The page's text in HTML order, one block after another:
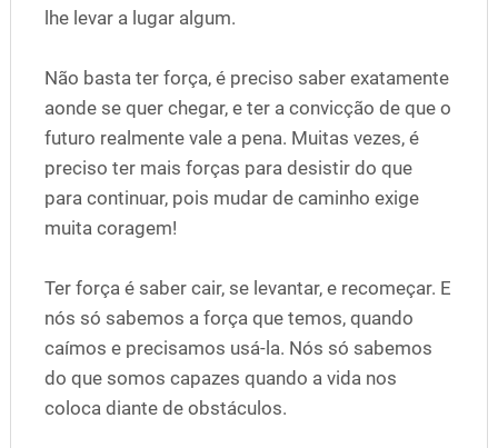
lhe levar a lugar algum.
Não basta ter força, é preciso saber exatamente
aonde se quer chegar, e ter a convicção de que o
futuro realmente vale a pena. Muitas vezes, é
preciso ter mais forças para desistir do que
para continuar, pois mudar de caminho exige
muita coragem!
Ter força é saber cair, se levantar, e recomeçar. E
nós só sabemos a força que temos, quando
caímos e precisamos usá-la. Nós só sabemos
do que somos capazes quando a vida nos
coloca diante de obstáculos.